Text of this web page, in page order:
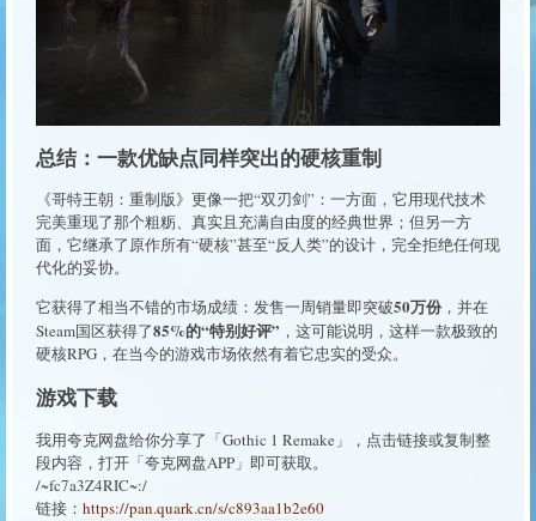
总结：一款优缺点同样突出的硬核重制
《哥特王朝：重制版》更像一把“双刃剑”：一方面，它用现代技术
完美重现了那个粗粝、真实且充满自由度的经典世界；但另一方
面，它继承了原作所有“硬核”甚至“反人类”的设计，完全拒绝任何现
代化的妥协。
它获得了相当不错的市场成绩：发售一周销量即突破50万份，并在
Steam国区获得了85%的“特别好评” ，这可能说明，这样一款极致的
硬核RPG，在当今的游戏市场依然有着它忠实的受众。
游戏下载
我用夸克网盘给你分享了「Gothic 1 Remake」，点击链接或复制整
段内容，打开「夸克网盘APP」即可获取。
/~fc7a3Z4RIC~:/
链接： https://pan.quark.cn/s/c893aa1b2e60